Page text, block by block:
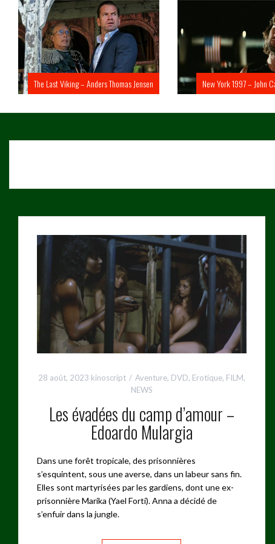
The Last Viking – Anders Thomas Jensen New York 1997 – John
28 août, 2023 kinoscript Aventure, DVD, Erotique, FILM,
NEWS
Les évadées du camp d’amour –
Edoardo Mulargia
Dans une forêt tropicale, des prisonnières
s’esquintent, sous une averse, dans un labeur sans fin.
Elles sont martyrisées par les gardiens, dont une ex-
prisonnière Marika (Yael Forti). Anna a décidé de
s’enfuir dans la jungle.